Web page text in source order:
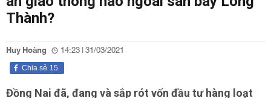
Thành?
Huy Hoàng 14:23 | 31/03/2021
15
Chia sẻ
Đồng Nai đã, đang và sắp rót vốn đầu tư hàng loạt